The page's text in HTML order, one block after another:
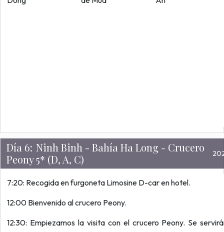
Día 6: Ninh Binh - Bahía Ha Long - Crucero
Peony 5* (D, A, C)
7:20: Recogida en furgoneta Limosine D-car en hotel.
12:00 Bienvenido al crucero Peony.
12:30: Empiezamos la visita con el crucero Peony. Se